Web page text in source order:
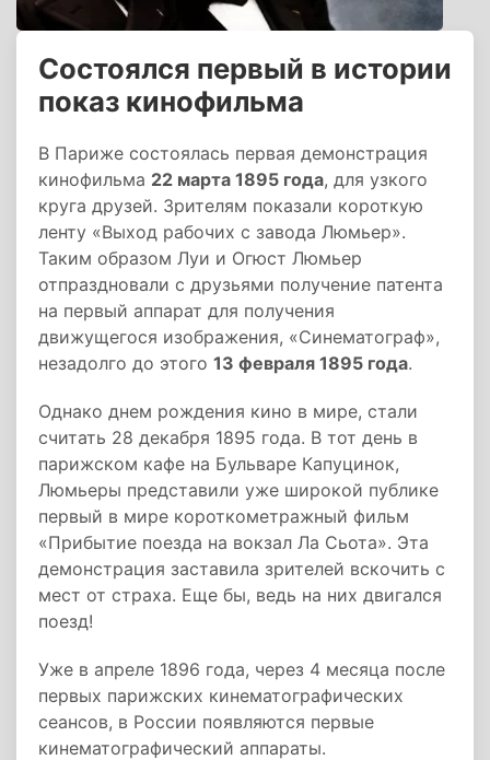
Состоялся первый в истории
показ кинофильма
В Париже состоялась первая демонстрация
кинофильма 22 марта 1895 года, для узкого
круга друзей. Зрителям показали короткую
ленту «Выход рабочих с завода Люмьер».
Таким образом Луи и Огюст Люмьер
отпраздновали с друзьями получение патента
на первый аппарат для получения
движущегося изображения, «Синематограф»,
незадолго до этого 13 февраля 1895 года.
Однако днем рождения кино в мире, стали
считать 28 декабря 1895 года. В тот день в
парижском кафе на Бульваре Капуцинок,
Люмьеры представили уже широкой публике
первый в мире короткометражный фильм
«Прибытие поезда на вокзал Ла Сьота». Эта
демонстрация заставила зрителей вскочить с
мест от страха. Еще бы, ведь на них двигался
поезд!
Уже в апреле 1896 года, через 4 месяца после
первых парижских кинематографических
сеансов, в России появляются первые
кинематографический аппараты.